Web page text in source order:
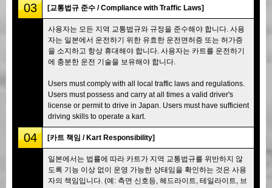
03 [교통법규 준수 / Compliance with Traffic Laws]
사용자는 모든 지역 교통법규와 규정을 준수해야 합니다. 사용
자는 일본에서 운전하기 위한 유효한 운전면허증 또는 허가증
을 소지하고 항상 휴대해야 합니다. 사용자는 카트를 운전하기
에 충분한 운전 기술을 보유해야 합니다.
Users must comply with all local traffic laws and regulations.
Users must possess and carry at all times a valid driver's
license or permit to drive in Japan. Users must have sufficient
driving skills to operate a kart.
04 [카트 책임 / Kart Responsibility]
일본에서는 법률에 따라 카트가 지역 교통법규를 위반하지 않
도록 기능 이상 없이 운영 가능한 상태임을 확인하는 것은 사용
자의 책임입니다. (예: 측면 신호등, 헤드라이트, 테일라이트, 브